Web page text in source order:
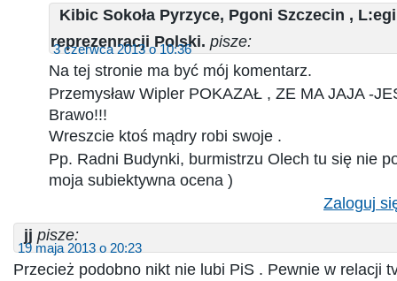
Kibic Sokoła Pyrzyce, Pgoni Szczecin ,
reprezenracji Polski. pisze:
3 czerwca 2013 o 10:36
Na tej stronie ma być mój komentarz.
Przemysław Wipler POKAZAŁ , ZE MA JAJA -
Brawo!!!
Wreszcie ktoś mądry robi swoje .
Pp. Radni Budynki, burmistrzu Olech tu się nie
moja subiektywna ocena )
Zaloguj
jj pisze:
19 maja 2013 o 20:23
Przecież podobno nikt nie lubi PiS . Pewnie w relacji